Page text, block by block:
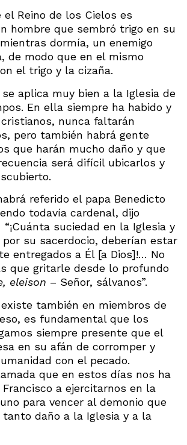
el Reino de los Cielos es
hombre que sembró trigo en su
dormía, un enemigo
de modo que en el mismo
el trigo y la cizaña.
aplica muy bien a la Iglesia de
En ella siempre ha habido y
nunca faltarán
pero también habrá gente
que harán mucho daño y que
será difícil ubicarlos y
referido el papa Benedicto
todavía cardenal, dijo
suciedad en la Iglesia y
su sacerdocio, deberían estar
entregados a Él [a Dios]!… No
que gritarle desde lo profundo
eleison – Señor, sálvanos”.
también en miembros de
es fundamental que los
siempre presente que el
en su afán de corromper y
con el pecado.
que en estos días nos ha
a ejercitarnos en la
para vencer al demonio que
daño a la Iglesia y a la